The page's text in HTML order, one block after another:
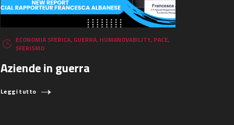
ECONOMIA SFERICA, GUERRA, HUMANOVABILITY, PACE,
SFERISMO
Aziende in guerra
Leggi tutto